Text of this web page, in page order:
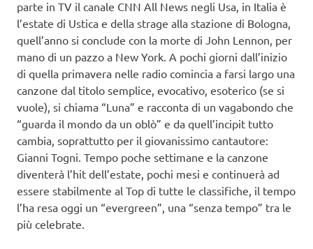
parte in TV il canale CNN All News negli Usa, in Italia è
l’estate di Ustica e della strage alla stazione di Bologna,
quell’anno si conclude con la morte di John Lennon, per
mano di un pazzo a New York. A pochi giorni dall’inizio
di quella primavera nelle radio comincia a farsi largo una
canzone dal titolo semplice, evocativo, esoterico (se si
vuole), si chiama “Luna” e racconta di un vagabondo che
“guarda il mondo da un oblò” e da quell’incipit tutto
cambia, soprattutto per il giovanissimo cantautore:
Gianni Togni. Tempo poche settimane e la canzone
diventerà l’hit dell’estate, pochi mesi e continuerà ad
essere stabilmente al Top di tutte le classifiche, il tempo
l’ha resa oggi un “evergreen”, una “senza tempo” tra le
più celebrate.